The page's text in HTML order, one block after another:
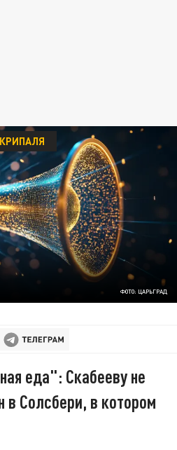
ФОТО: ЦАРЬГРАД
еда": Скабееву не
в Солсбери, в котором